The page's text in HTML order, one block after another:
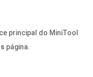
principal do MiniTool
página.